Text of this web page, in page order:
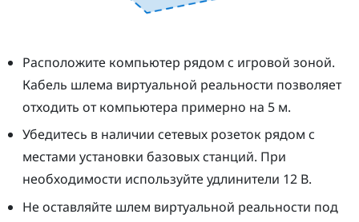
Расположите компьютер рядом с игровой зоной.
Кабель шлема виртуальной реальности позволяет
отходить от компьютера примерно на 5 м.
Убедитесь в наличии сетевых розеток рядом с
местами установки базовых станций. При
необходимости используйте удлинители 12 В.
Не оставляйте шлем виртуальной реальности под